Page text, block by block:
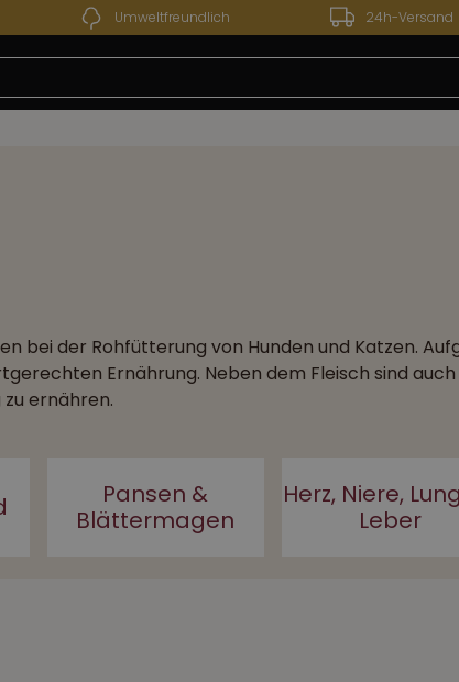
13.07.2026 bis 24.07.2026 - Unser
Umweltfreundlich 24h-Versand
bei der Rohfütterung von Hunden und Katzen.
Ernährung. Neben dem Fleisch sind
ernähren.
Pansen &
Blättermagen
Herz, Niere,
Leber